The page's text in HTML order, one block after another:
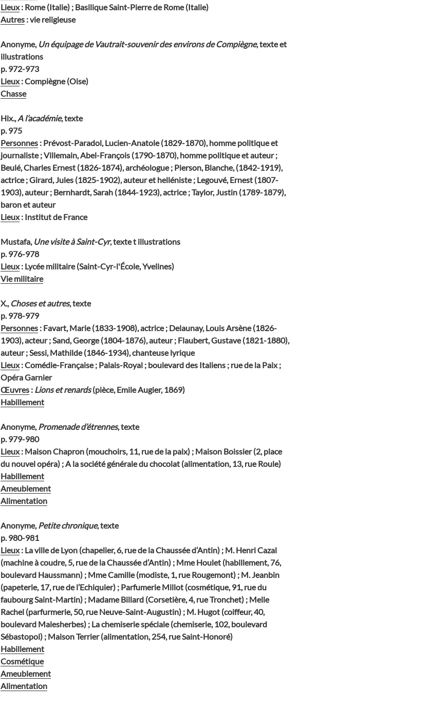
Lieux: Rome (Italie) ; Basilique Saint-Pierre de Rome (Italie)
Autres : vie religieuse
Anonyme, Un équipage de Vautrait-souvenir des environs de Compiègne, texte et
illustrations
p. 972-973
Lieux: Compiègne (Oise)
Chasse
Hix.,A l’académie, texte
p. 975
Personnes : Prévost-Paradol, Lucien-Anatole (1829-1870), homme politique et
journaliste ; Villemain, Abel-François (1790-1870), homme politique et auteur ;
Beulé, Charles Ernest (1826-1874), archéologue ; Pierson, Blanche, (1842-1919),
actrice ; Girard, Jules (1825-1902), auteur et helléniste ; Legouvé, Ernest (1807-
1903), auteur ; Bernhardt, Sarah (1844-1923), actrice ; Taylor, Justin (1789-1879),
baron et auteur
Lieux: Institut de France
Mustafa, Une visite à Saint-Cyr, texte t illustrations
p. 976-978
Lieux: Lycée militaire (Saint-Cyr-l'École, Yvelines)
Vie militaire
X., Choses et autres, texte
p. 978-979
Personnes : Favart, Marie (1833-1908), actrice ; Delaunay, Louis Arsène (1826-
1903), acteur ; Sand, George (1804-1876), auteur ; Flaubert, Gustave (1821-1880),
auteur ; Sessi, Mathilde (1846-1934), chanteuse lyrique
Lieux: Comédie-Française ; Palais-Royal ; boulevard des Italiens ; rue de la Paix ;
Opéra Garnier
Œuvres : Lions et renards(pièce, Emile Augier, 1869)
Habillement
Anonyme,Promenade d’étrennes, texte
p. 979-980
Lieux: Maison Chapron (mouchoirs, 11, rue de la paix) ; Maison Boissier (2, place
du nouvel opéra) ; A la société générale du chocolat (alimentation, 13, rue Roule)
Habillement
Ameublement
Alimentation
Anonyme,Petite chronique, texte
p. 980-981
Lieux: La ville de Lyon (chapelier, 6, rue de la Chaussée d’Antin) ; M. Henri Cazal
(machine à coudre, 5, rue de la Chaussée d’Antin) ; Mme Houlet (habillement, 76,
boulevard Haussmann) ; Mme Camille (modiste, 1, rue Rougemont) ; M. Jeanbin
(papeterie, 17, rue de l’Echiquier) ; Parfumerie Millot (cosmétique, 91, rue du
faubourg Saint-Martin) ; Madame Billard (Corsetière, 4, rue Tronchet) ; Melle
Rachel (parfurmerie, 50, rue Neuve-Saint-Augustin) ; M. Hugot (coiffeur, 40,
boulevard Malesherbes) ; La chemiserie spéciale (chemiserie, 102, boulevard
Sébastopol) ; Maison Terrier (alimentation, 254, rue Saint-Honoré)
Habillement
Cosmétique
Ameublement
Alimentation